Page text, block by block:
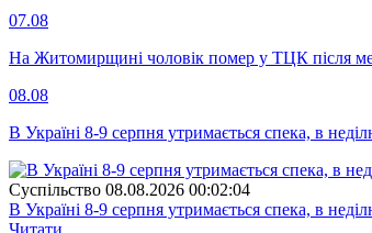
07.08
На Житомирщині чоловік помер у ТЦК після
08.08
В Україні 8-9 серпня утримається спека, в
Суспiльство 08.08.2026 00:02:04
В Україні 8-9 серпня утримається спека, в
Читати